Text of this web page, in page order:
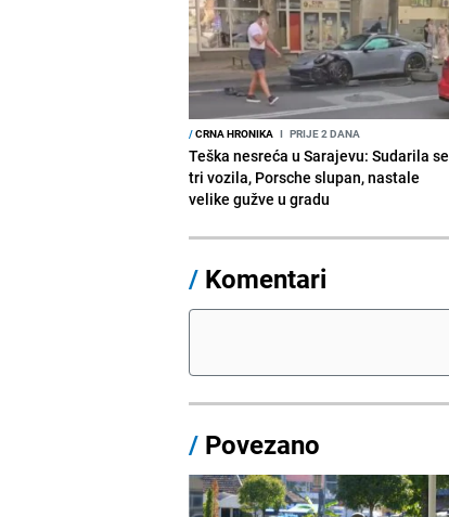
/CRNA HRONIKA I PRIJE 2 DANA
Teška nesreća u Sarajevu: Sudarila se
tri vozila, Porsche slupan, nastale
velike gužve u gradu
/ Komentari
/ Povezano